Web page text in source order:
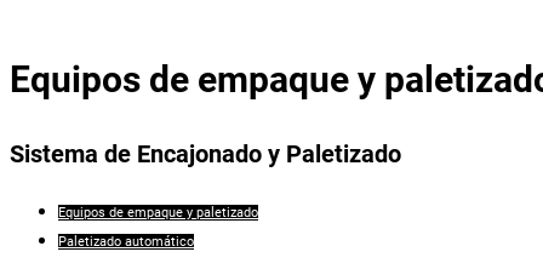
Equipos de empaque y
Sistema de Encajonado y Paletizado
Equipos de empaque y paletizado
Paletizado automático